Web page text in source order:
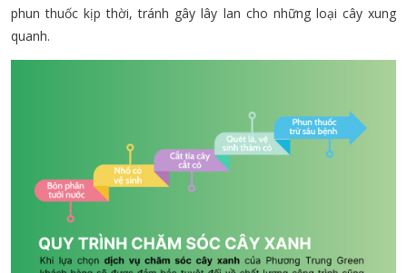
phun thuốc kịp thời, tránh gây lây lan cho những loại cây xung
quanh.